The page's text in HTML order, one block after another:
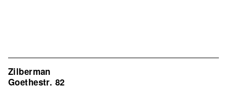
Zilberman
Goethestr. 82